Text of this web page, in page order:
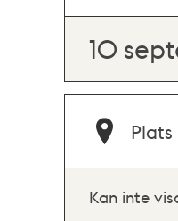
10
Plats
Kan inte